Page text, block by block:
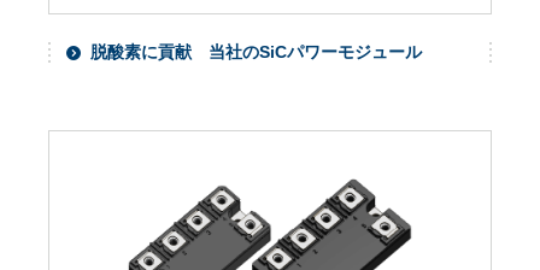
脱酸素に貢献 当社のSiCパワーモジュール